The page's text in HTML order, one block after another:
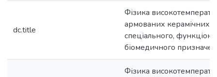
dc.title
Фізика
армованих керамічних
спеціального,
біомедичного
Фізика